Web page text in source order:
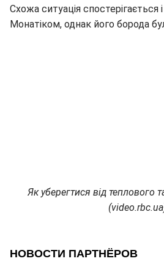
Схожа ситуація спостерігається
Монатіком, однак його борода
Як уберегтися від теплового